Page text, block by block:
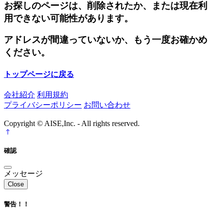
お探しのページは、削除されたか、または現在利
用できない可能性があります。
アドレスが間違っていないか、もう一度お確かめ
ください。
トップページに戻る
会社紹介 利用規約
プライバシーポリシー お問い合わせ
Copyright © AISE,Inc. - All rights reserved.
確認
メッセージ
Close
警告！！